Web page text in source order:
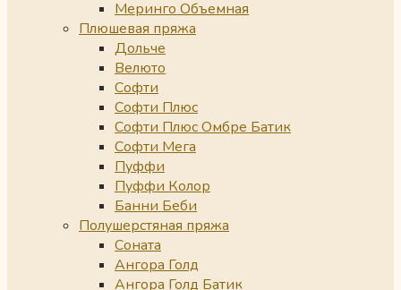
Меринго Объемная
Плюшевая пряжа
Дольче
Велюто
Софти
Софти Плюс
Софти Плюс Омбре Батик
Софти Мега
Пуффи
Пуффи Колор
Банни Беби
Полушерстяная пряжа
Соната
Ангора Голд
Ангора Голд Батик